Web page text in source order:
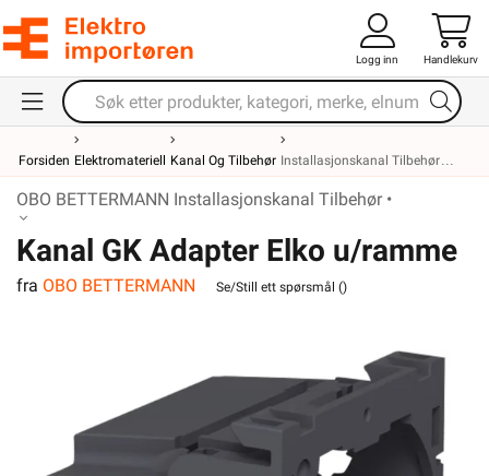
Logg inn Handlekurv
Forsiden Elektromateriell Kanal Og Tilbehør Installasjonskanal Tilbehør
OBO BETTERMANN Installasjonskanal Tilbehør •
Kanal GK Adapter Elko u/ramme
Enkel Stikkontakt OBO
fra OBO BETTERMANN Se/Still ett spørsmål ()